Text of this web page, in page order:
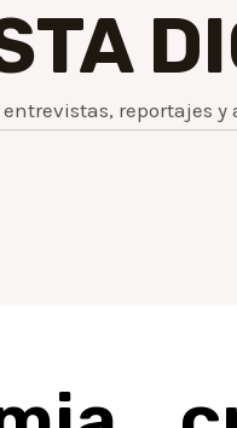
reportajes y